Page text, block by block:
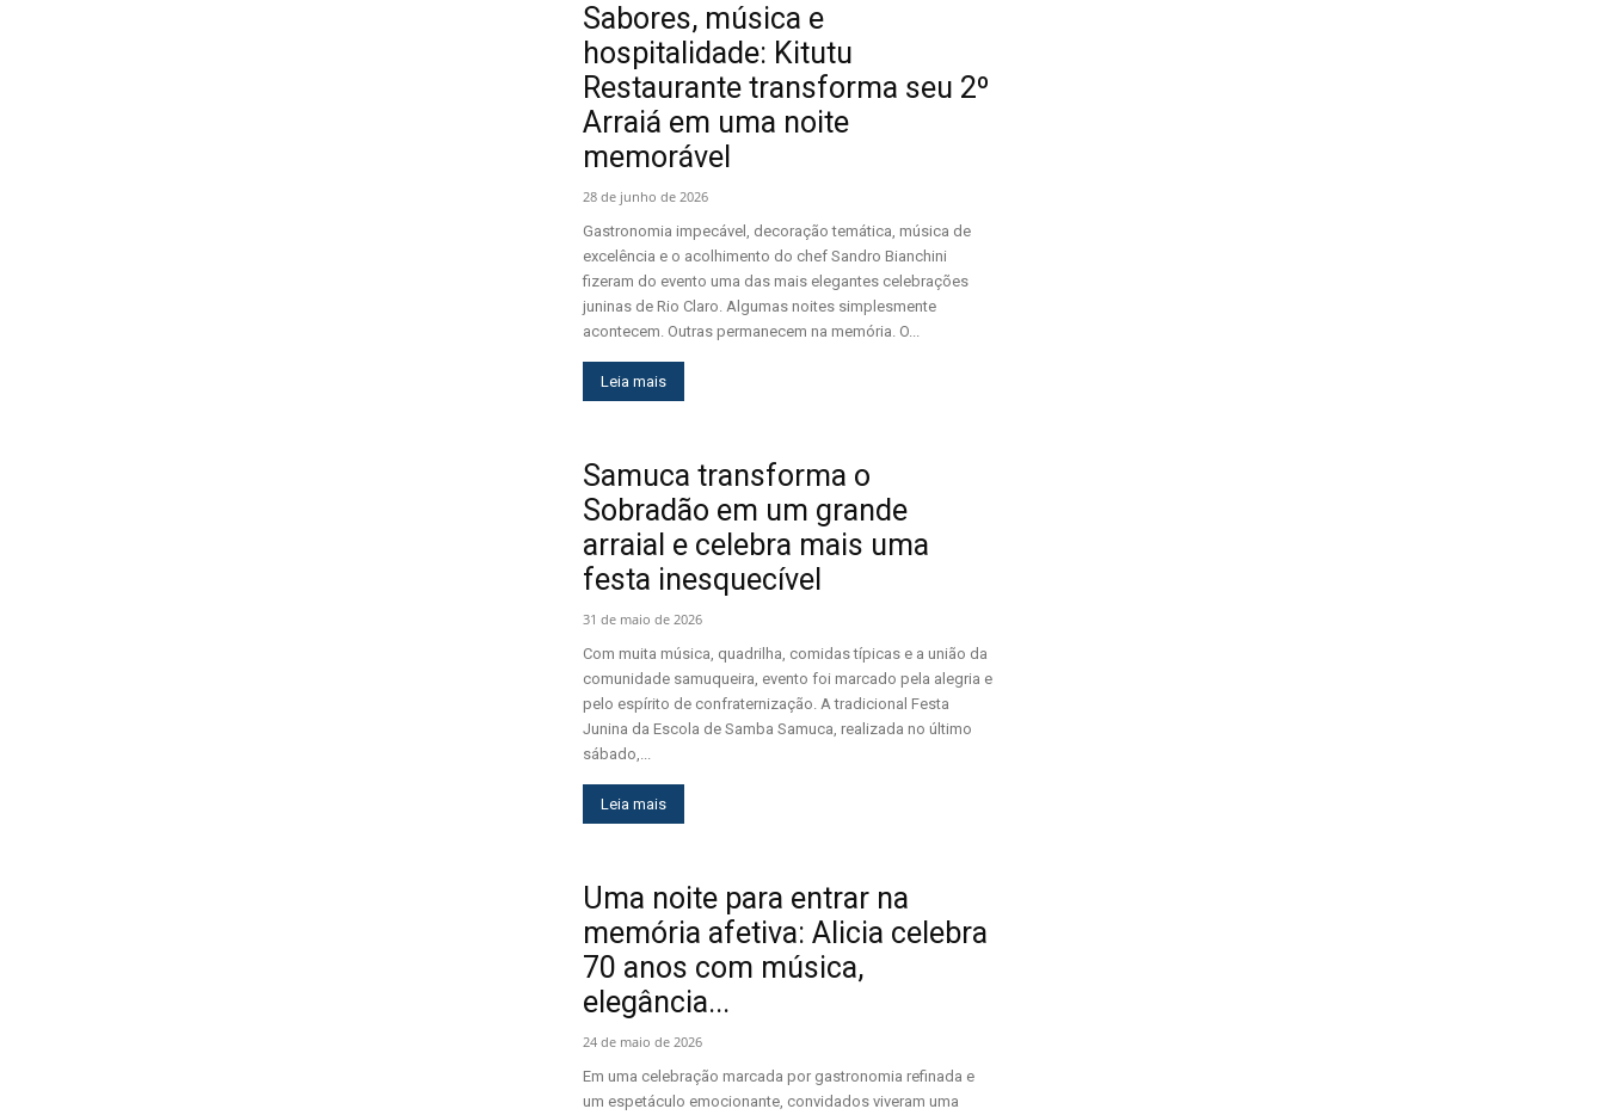
Sabores, música e
hospitalidade: Kitutu
Restaurante transforma seu 2º
Arraiá em uma noite
memorável
28 de junho de 2026
Gastronomia impecável, decoração temática, música de
excelência e o acolhimento do chef Sandro Bianchini
fizeram do evento uma das mais elegantes celebrações
juninas de Rio Claro. Algumas noites simplesmente
acontecem. Outras permanecem na memória. O...
Leia mais
Samuca transforma o
Sobradão em um grande
arraial e celebra mais uma
festa inesquecível
31 de maio de 2026
Com muita música, quadrilha, comidas típicas e a união da
comunidade samuqueira, evento foi marcado pela alegria e
pelo espírito de confraternização. A tradicional Festa
Junina da Escola de Samba Samuca, realizada no último
sábado,...
Leia mais
Uma noite para entrar na
memória afetiva: Alicia celebra
70 anos com música,
elegância...
24 de maio de 2026
Em uma celebração marcada por gastronomia refinada e
um espetáculo emocionante, convidados viveram uma